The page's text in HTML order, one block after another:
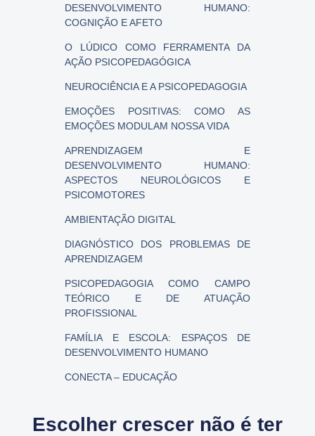
DESENVOLVIMENTO HUMANO:
COGNIÇÃO E AFETO
O LÚDICO COMO FERRAMENTA DA
AÇÃO PSICOPEDAGÓGICA
NEUROCIÊNCIA E A PSICOPEDAGOGIA
EMOÇÕES POSITIVAS: COMO AS
EMOÇÕES MODULAM NOSSA VIDA
APRENDIZAGEM E
DESENVOLVIMENTO HUMANO:
ASPECTOS NEUROLÓGICOS E
PSICOMOTORES
AMBIENTAÇÃO DIGITAL
DIAGNÓSTICO DOS PROBLEMAS DE
APRENDIZAGEM
PSICOPEDAGOGIA COMO CAMPO
TEÓRICO E DE ATUAÇÃO
PROFISSIONAL
FAMÍLIA E ESCOLA: ESPAÇOS DE
DESENVOLVIMENTO HUMANO
CONECTA – EDUCAÇÃO
Escolher crescer não é ter